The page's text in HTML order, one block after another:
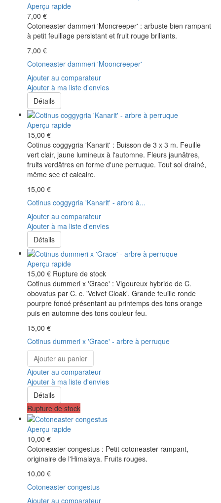
Aperçu rapide
7,00 €
Cotoneaster dammeri 'Moncreeper' : arbuste bien rampant
à petit feuillage persistant et fruit rouge brillants.
7,00 €
Cotoneaster dammeri 'Mooncreeper'
Ajouter au comparateur
Ajouter à ma liste d'envies
Détails
Aperçu rapide
15,00 €
Cotinus coggygria 'Kanarit' : Buisson de 3 x 3 m. Feuille
vert clair, jaune lumineux à l'automne. Fleurs jaunâtres,
fruits verdâtres en forme d'une perruque. Tout sol drainé,
même sec et calcaire.
15,00 €
Cotinus coggygria 'Kanarit' - arbre à...
Ajouter au comparateur
Ajouter à ma liste d'envies
Détails
Aperçu rapide
15,00 € Rupture de stock
Cotinus dummeri x 'Grace' : Vigoureux hybride de C.
obovatus par C. c. 'Velvet Cloak'. Grande feuille ronde
pourpre foncé présentant au printemps des tons orange
puis en automne des tons couleur feu.
15,00 €
Cotinus dummeri x 'Grace' - arbre à perruque
Ajouter au panier
Ajouter au comparateur
Ajouter à ma liste d'envies
Détails
Rupture de stock
Aperçu rapide
10,00 €
Cotoneaster congestus : Petit cotoneaster rampant,
originaire de l'Himalaya. Fruits rouges.
10,00 €
Cotoneaster congestus
Ajouter au comparateur